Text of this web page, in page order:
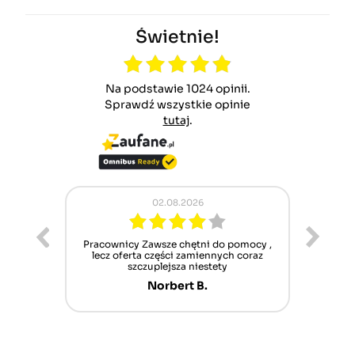
Świetnie!
Na podstawie 1024 opinii.
Sprawdź wszystkie opinie
tutaj.
02.08.2026
Pracownicy Zawsze chętni do pomocy ,
lecz oferta części zamiennych coraz
szczuplejsza niestety
Norbert B.